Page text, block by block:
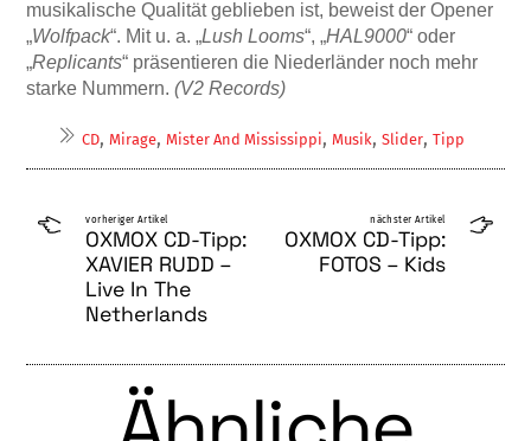
musikalische Qualität geblieben ist, beweist der Opener
„Wolfpack“. Mit u. a. „Lush Looms“, „HAL9000“ oder
„Replican­ts“ präsentieren die Niederländer noch mehr
starke Nummern.(V2 Records)
CD,Mirage,Mister And Mississippi,Musik,Slider,Tipp
vorheriger Artikel
OXMOX CD-Tipp:
XAVIER RUDD –
Live In The
Netherlands
nächster Artikel
OXMOX CD-Tipp:
FOTOS – Kids